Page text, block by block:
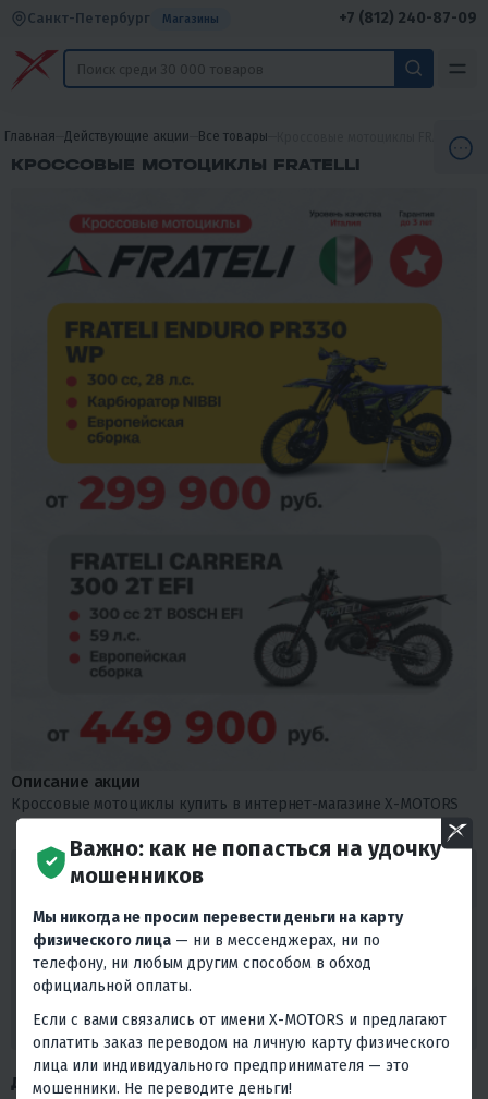
Санкт-Петербург Магазины +7 (812) 240-87-09
Главная Действующие акции Все товары Кроссовые мотоциклы FRATELLI
КРОССОВЫЕ МОТОЦИКЛЫ FRATELLI
Описание акции
Кроссовые мотоциклы купить в интернет-магазине X-MOTORS
ГАРАНТИРУЕМ ЛУЧШИЕ ЦЕНЫ! ВЕРНЕМ 110%
ПОКУПКИ!
Мы гарантируем, что наши цены будут наилучшими на рынке, и
хотим убедиться, что вы получаете лучшее предложение. Ваше
удовлетворение и доверие - наша главная цель.
ХОЧУ СКИДКУ
ДРУГИЕ АКЦИИ
Важно: как не попасться на удочку
мошенников
Мы никогда не просим перевести деньги на карту
физического лица — ни в мессенджерах, ни по
телефону, ни любым другим способом в обход
официальной оплаты.
Если с вами связались от имени X-MOTORS и предлагают
оплатить заказ переводом на личную карту физического
лица или индивидуального предпринимателя — это
мошенники. Не переводите деньги!